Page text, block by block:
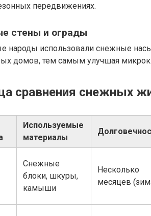
передвижениях.
стены и ограды
народы использовали снежные
домов, тем самым улучшая
сравнения снежных
Используемые
материалы
Снежные
блоки, шкуры,
камыши
Несколько
месяцев